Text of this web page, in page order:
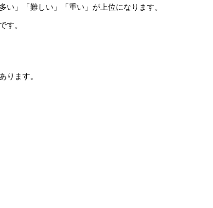
」「難しい」「重い」が上位になります。
す。
ります。